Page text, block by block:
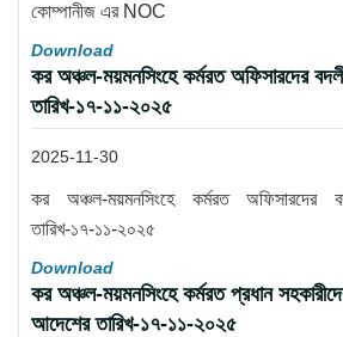
কোম্পানীজ এর NOC
Download
কর অঞ্চল-ময়মনসিংহে কর্মরত অফিসারদের
তারিখ-১৭-১১-২০২৫
2025-11-30
কর অঞ্চল-ময়মনসিংহে কর্মরত
তারিখ-১৭-১১-২০২৫
Download
কর অঞ্চল-ময়মনসিংহে কর্মরত প্রধান
আদেশের তারিখ-১৭-১১-২০২৫